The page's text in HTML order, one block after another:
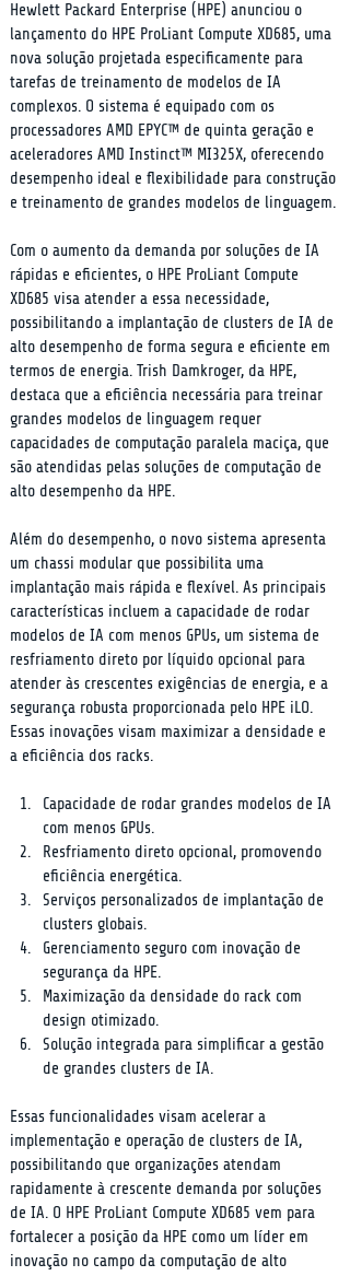
Hewlett Packard Enterprise (HPE) anunciou o
lançamento do HPE ProLiant Compute XD685, uma
nova solução projetada especificamente para
tarefas de treinamento de modelos de IA
complexos. O sistema é equipado com os
processadores AMD EPYC™ de quinta geração e
aceleradores AMD Instinct™ MI325X, oferecendo
desempenho ideal e flexibilidade para construção
e treinamento de grandes modelos de linguagem.
Com o aumento da demanda por soluções de IA
rápidas e eficientes, o HPE ProLiant Compute
XD685 visa atender a essa necessidade,
possibilitando a implantação de clusters de IA de
alto desempenho de forma segura e eficiente em
termos de energia. Trish Damkroger, da HPE,
destaca que a eficiência necessária para treinar
grandes modelos de linguagem requer
capacidades de computação paralela maciça, que
são atendidas pelas soluções de computação de
alto desempenho da HPE.
Além do desempenho, o novo sistema apresenta
um chassi modular que possibilita uma
implantação mais rápida e flexível. As principais
características incluem a capacidade de rodar
modelos de IA com menos GPUs, um sistema de
resfriamento direto por líquido opcional para
atender às crescentes exigências de energia, e a
segurança robusta proporcionada pelo HPE iLO.
Essas inovações visam maximizar a densidade e
a eficiência dos racks.
Capacidade de rodar grandes modelos de IA
com menos GPUs.
Resfriamento direto opcional, promovendo
eficiência energética.
Serviços personalizados de implantação de
clusters globais.
Gerenciamento seguro com inovação de
segurança da HPE.
Maximização da densidade do rack com
design otimizado.
Solução integrada para simplificar a gestão
de grandes clusters de IA.
Essas funcionalidades visam acelerar a
implementação e operação de clusters de IA,
possibilitando que organizações atendam
rapidamente à crescente demanda por soluções
de IA. O HPE ProLiant Compute XD685 vem para
fortalecer a posição da HPE como um líder em
inovação no campo da computação de alto